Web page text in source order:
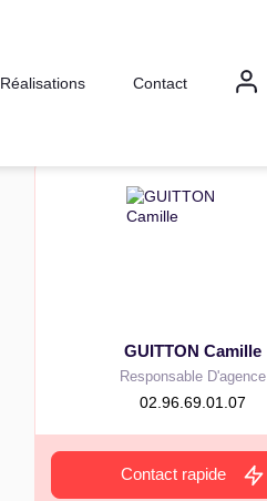
Réalisations Contact
GUITTON Camille
Responsable D'agence
02.96.69.01.07
Contact rapide